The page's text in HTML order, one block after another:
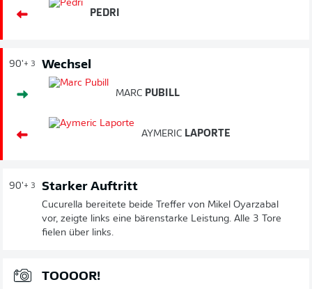
PEDRI
90'+ 3 Wechsel
MARC PUBILL
AYMERIC LAPORTE
90'+ 3 Starker Auftritt
Cucurella bereitete beide Treffer von Mikel Oyarzabal
vor, zeigte links eine bärenstarke Leistung. Alle 3 Tore
fielen über links.
TOOOOR!